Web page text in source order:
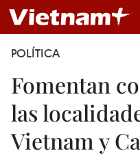
POLÍTICA
Fomentan
las
Vietnam y